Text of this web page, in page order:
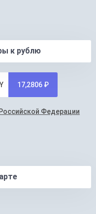
к рублю
17,2806 ₽
Федерации